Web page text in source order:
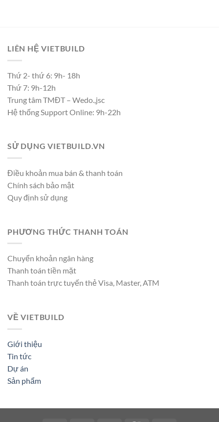
LIÊN HỆ VIETBUILD
Thứ 2- thứ 6: 9h- 18h
Thứ 7: 9h-12h
Trung tâm TMĐT – Wedo.,jsc
Hệ thống Support Online: 9h-22h
SỬ DỤNG VIETBUILD.VN
Điều khoản mua bán & thanh toán
Chính sách bảo mật
Quy định sử dụng
PHƯƠNG THỨC THANH TOÁN
Chuyển khoản ngân hàng
Thanh toán tiền mặt
Thanh toán trực tuyến thẻ Visa, Master, ATM
VỀ VIETBUILD
Giới thiệu
Tin tức
Dự án
Sản phẩm